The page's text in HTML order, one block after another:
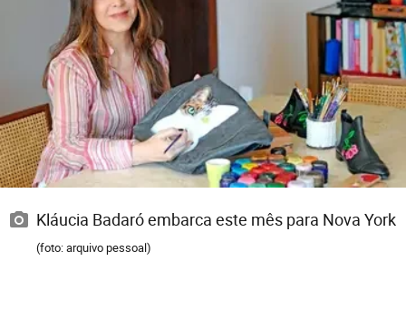
Kláucia Badaró embarca este mês para Nova York
(foto: arquivo pessoal)